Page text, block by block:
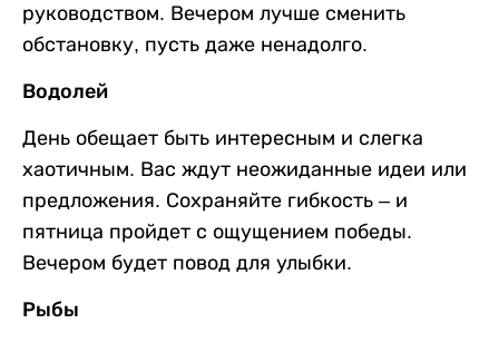
руководством. Вечером лучше сменить
обстановку, пусть даже ненадолго.
Водолей
День обещает быть интересным и слегка
хаотичным. Вас ждут неожиданные идеи или
предложения. Сохраняйте гибкость – и
пятница пройдет с ощущением победы.
Вечером будет повод для улыбки.
Рыбы